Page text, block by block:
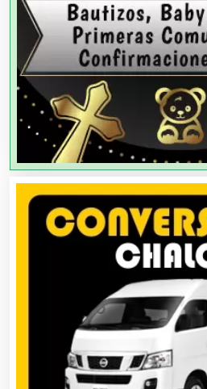
Agricultores
Agricultura y Ganadería
Agua Purificada
Aire Acondicionado
Alarmas
Alimentos
Almacenaje